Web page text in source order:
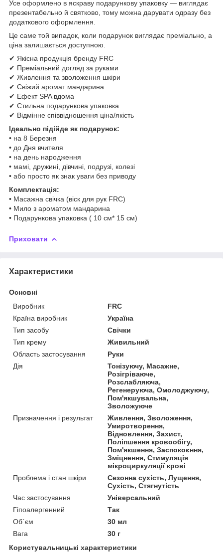
Усе оформлено в яскраву подарункову упаковку — виглядає
презентабельно й святково, тому можна дарувати одразу без
додаткового оформлення.
Це саме той випадок, коли подарунок виглядає преміально, а
ціна залишається доступною.
✔ Якісна продукція бренду FRC
✔ Преміальний догляд за руками
✔ Живлення та зволоження шкіри
✔ Свіжий аромат мандарина
✔ Ефект SPA вдома
✔ Стильна подарункова упаковка
✔ Відмінне співвідношення ціна/якість
Ідеально підійде як подарунок:
• на 8 Березня
• до Дня вчителя
• на день народження
• мамі, дружині, дівчині, подрузі, колезі
• або просто як знак уваги без приводу
Комплектація:
• Масажна свічка (віск для рук FRC)
• Мило з ароматом мандарина
• Подарункова упаковка ( 10 см* 15 см)
Приховати
Характеристики
Основні
Виробник
FRC
Країна виробник
Україна
Тип засобу
Свічки
Тип крему
Живильний
Область застосування
Руки
Дія
Тонізуючу, Масажне,
Розігріваюче,
Розслабляюча,
Регенеруюча, Омолоджуючу,
Пом'якшувальна,
Зволожуюче
Призначення і результат
Живлення, Зволоження,
Умиротворення,
Відновлення, Захист,
Поліпшення кровообігу,
Пом'якшення, Заспокоєння,
Зміцнення, Стимуляція
мікроциркуляції крові
Проблема і стан шкіри
Сезонна сухість, Лущення,
Сухість, Стягнутість
Час застосування
Універсальний
Гіпоалергенний
Так
Об`єм
30 мл
Вага
30 г
Користувальницькі характеристики